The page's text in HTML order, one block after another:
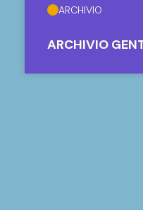
ARCHIVIO
ARCHIVIO